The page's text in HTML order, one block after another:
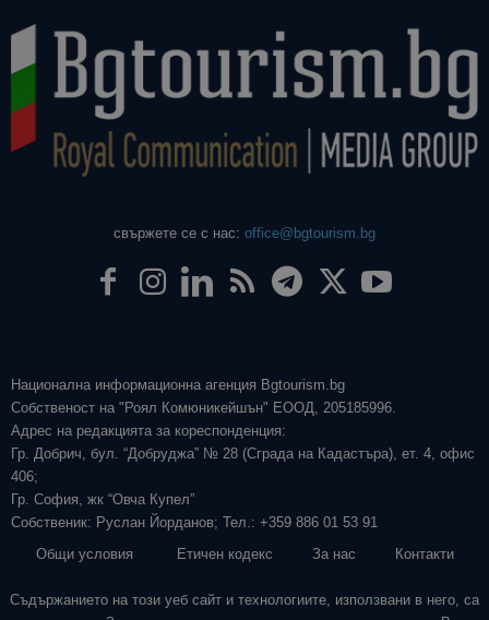
свържете се с нас: office@bgtourism.bg
Национална информационна агенция Bgtourism.bg
Собственост на "Роял Комюникейшън" ЕООД, 205185996.
Адрес на редакцията за кореспонденция:
Гр. Добрич, бул. “Добруджа” № 28 (Сграда на Кадастъра), ет. 4, офис
406;
Гр. София, жк “Овча Купел”
Собственик: Руслан Йорданов; Тел.: +359 886 01 53 91
Общи условия
Етичен кодекс За нас Контакти
Съдържанието на този уеб сайт и технологиите, използвани в него, са